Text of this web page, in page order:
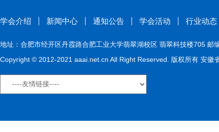
学会介绍 新闻中心 通知公告 学会活动 行业动态
地址：合肥市经开区丹霞路合肥工业大学翡翠湖校区 翡翠科技楼705
Copyright © 2012-2021 aaai.net.cn All Right Reserved. 版权所有 安徽